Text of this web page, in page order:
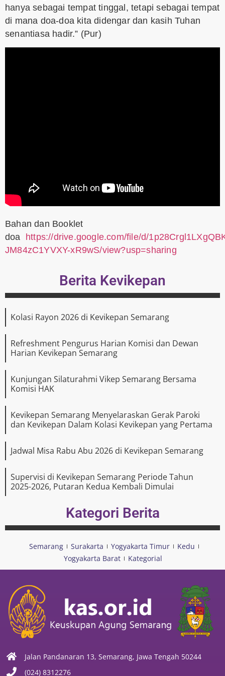
hanya sebagai tempat tinggal, tetapi sebagai tempat
di mana doa-doa kita didengar dan kasih Tuhan
senantiasa hadir.” (Pur)
Bahan dan Booklet
doa https://drive.google.com/file/d/
JM84zC1YVXY-xR9wS/view?usp=sharing
Berita Kevikepan
Kolasi Rayon 2026 di Kevikepan Semarang
Refreshment Pengurus Harian Komisi dan Dewan
Harian Kevikepan Semarang
Kunjungan Silaturahmi Vikep Semarang Bersama
Komisi HAK
Kevikepan Semarang Menyelaraskan Gerak Paroki
dan Kevikepan Dalam Kolasi Kevikepan yang Pertama
Jadwal Misa Rabu Abu 2026 di Kevikepan Semarang
Supervisi di Kevikepan Semarang Periode Tahun
2025-2026, Putaran Kedua Kembali Dimulai
Kategori Berita
Semarang Surakarta Yogyakarta Timur
Kedu
Yogyakarta Barat
Kategorial
Jalan Pandanaran 13, Semarang, Jawa Tengah 50244
(024) 8312276